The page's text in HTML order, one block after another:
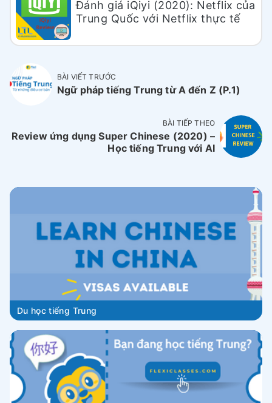
Đánh giá iQiyi (2020): Netflix của
Trung Quốc với Netflix thực tế
BÀI VIẾT TRƯỚC
Ngữ pháp tiếng Trung từ A đến Z (P.1)
BÀI TIẾP THEO
Review ứng dụng Super Chinese (2020) –
Học tiếng Trung với AI
Du học tiếng Trung